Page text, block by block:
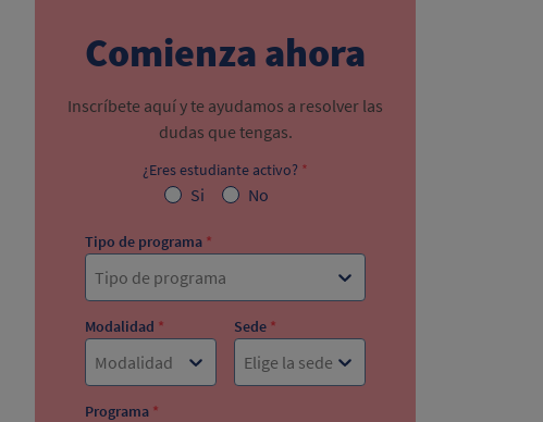
Comienza ahora
Inscríbete aquí y te ayudamos a resolver las
dudas que tengas.
¿Eres estudiante activo? *
Si No
Tipo de programa *
Tipo de programa
Modalidad *
Modalidad
Sede *
Elige la sede
Programa *